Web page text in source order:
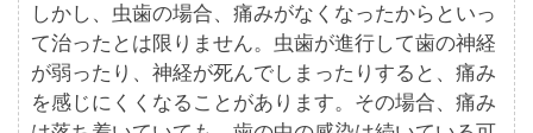
しかし、虫歯の場合、痛みがなくなったからといっ
て治ったとは限りません。虫歯が進行して歯の神経
が弱ったり、神経が死んでしまったりすると、痛み
を感じにくくなることがあります。その場合、痛み